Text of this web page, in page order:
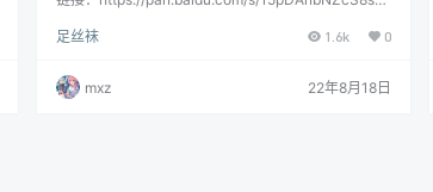
盘手机App，操作更方便哦 会员用户直接提取：
足丝袜 1.6k 0
mxz 22年8月18日